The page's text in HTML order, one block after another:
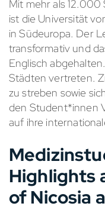
Mit mehr als
ist die Universität
in Südeuropa. Der
transformativ und
Englisch
Städten vertreten.
zu streben sowie
den Student*innen
auf ihre
Highlights
of Nicosia